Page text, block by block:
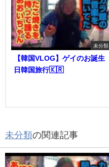
未分類
【韓国VLOG】ゲイのお誕生
日韓国旅行🇰🇷
未分類の関連記事